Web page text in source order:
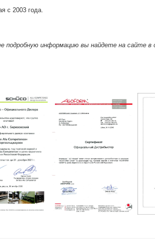
с 2003 года.
подробную информацию вы найдете на сайте